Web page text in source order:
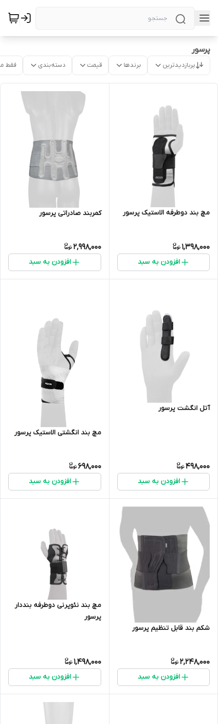
پرسور
پربازدیدترین برندها قیمت دسته‌بندی فقط
مچ بند دوطرفه الاستیک پرسور
1,398,000
افزودن به سبد
کمربند صادراتی پرسور
2,998,000
افزودن به سبد
آتل انگشت پرسور
498,000
افزودن به سبد
مچ بند انگشتی الاستیک پرسور
698,000
افزودن به سبد
شکم بند قابل تنظیم پرسور
2,248,000
افزودن به سبد
مچ بند نئوپرنی دوطرفه بنددار
پرسور
1,498,000
افزودن به سبد